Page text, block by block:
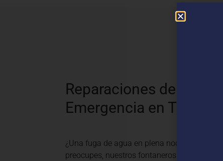
Reparaciones de
Emergencia en Toro
¿Una fuga de agua en plena noche? No te
preocupes, nuestros fontaneros están